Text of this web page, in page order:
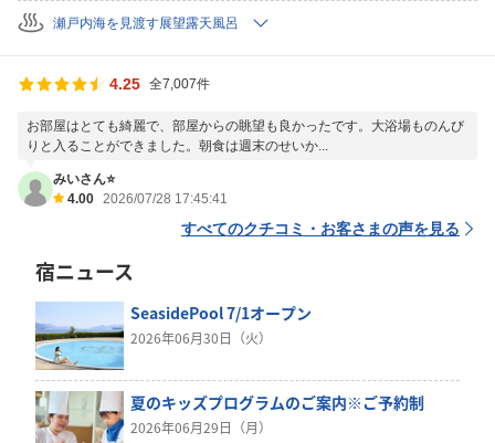
瀬戸内海を見渡す展望露天風呂
4.25 全7,007件
お部屋はとても綺麗で、部屋からの眺望も良かったです。大浴場ものんび
りと入ることができました。朝食は週末のせいか...
みいさん⭐️
4.00 2026/07/28 17:45:41
すべてのクチコミ・お客さまの声を見る
宿ニュース
SeasidePool 7/1オープン
2026年06月30日（火）
夏のキッズプログラムのご案内※ご予約制
2026年06月29日（月）